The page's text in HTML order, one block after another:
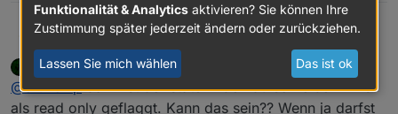
crunchip@ente34sagte inTest Javascript-Adapter 5.0.3 -
RULES:
Offline
apollon77schrieb am28. Feb. 2021, 18:32
zuletzt editiert von
@crunchipdann ist der state in den du schreiben willst
als read only geflaggt. Kann das sein?? Wenn ja darfst
Funktionalität & Analytics aktivieren? Sie können Ihre
Zustimmung später jederzeit ändern oder zurückziehen.
Lassen Sie mich wählen Das ist ok